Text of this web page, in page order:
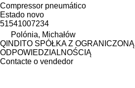
Compressor pneumático
Estado novo
51541007234
Polónia, Michałów
QINDITO SPÓŁKA Z OGRANICZONĄ
ODPOWIEDZIALNOŚCIĄ
Contacte o vendedor